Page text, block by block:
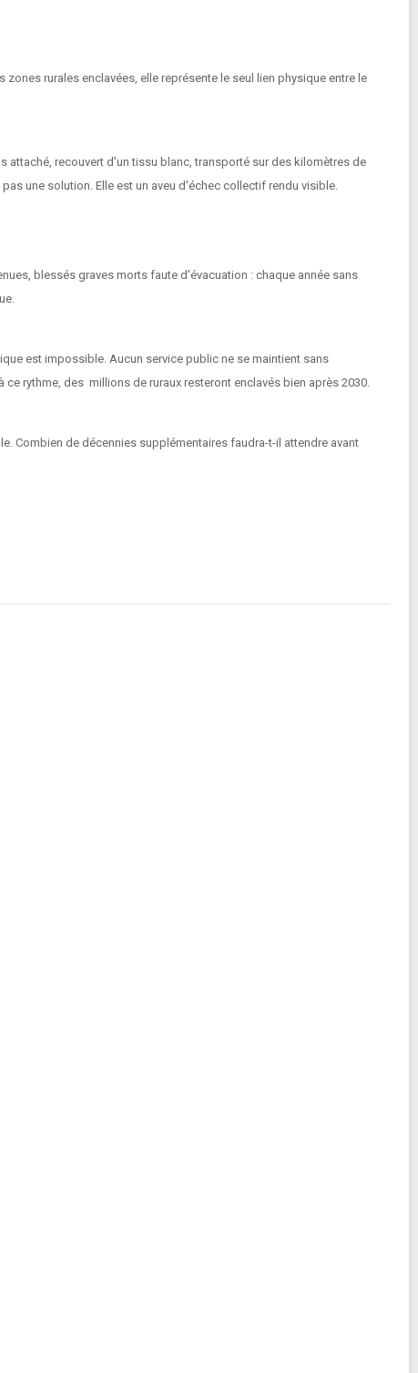
rurales enclavées, elle représente le seul lien physique entre le
attaché, recouvert d'un tissu blanc, transporté sur des kilomètres de
une solution. Elle est un aveu d'échec collectif rendu visible.
blessés graves morts faute d'évacuation : chaque année sans
est impossible. Aucun service public ne se maintient sans
rythme, des millions de ruraux resteront enclavés bien après 2030.
Combien de décennies supplémentaires faudra-t-il attendre avant